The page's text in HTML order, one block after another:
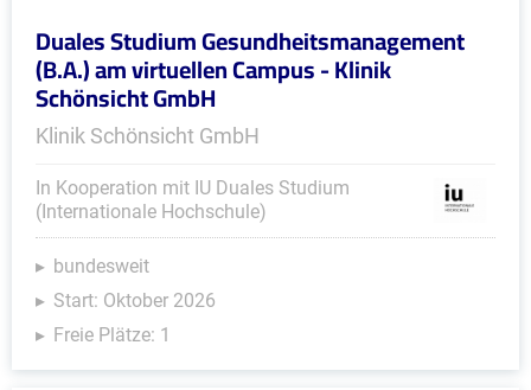
Duales Studium Gesundheitsmanagement
(B.A.) am virtuellen Campus - Klinik
Schönsicht GmbH
Klinik Schönsicht GmbH
In Kooperation mit IU Duales Studium
(Internationale Hochschule)
bundesweit
Start: Oktober 2026
Freie Plätze: 1